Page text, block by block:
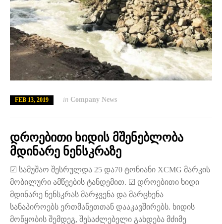
FEB 13, 2019 in Company News
დროებითი ხიდის მშენებლობა
მდინარე ნენსკრაზე
☑ სამუშაო შესრულდა 25 და70 ტონიანი XCMG მარკის
მობილური ამწეების ტანდემით. ☑ დროებითი ხიდი
მდინარე ნენსკრას მარჯვენა და მარცხენა
სანაპიროებს ერთმანეთთან დააკავშირებს. ხიდის
მოწყობის შემდეგ, შესაძლებელი გახდება მძიმე